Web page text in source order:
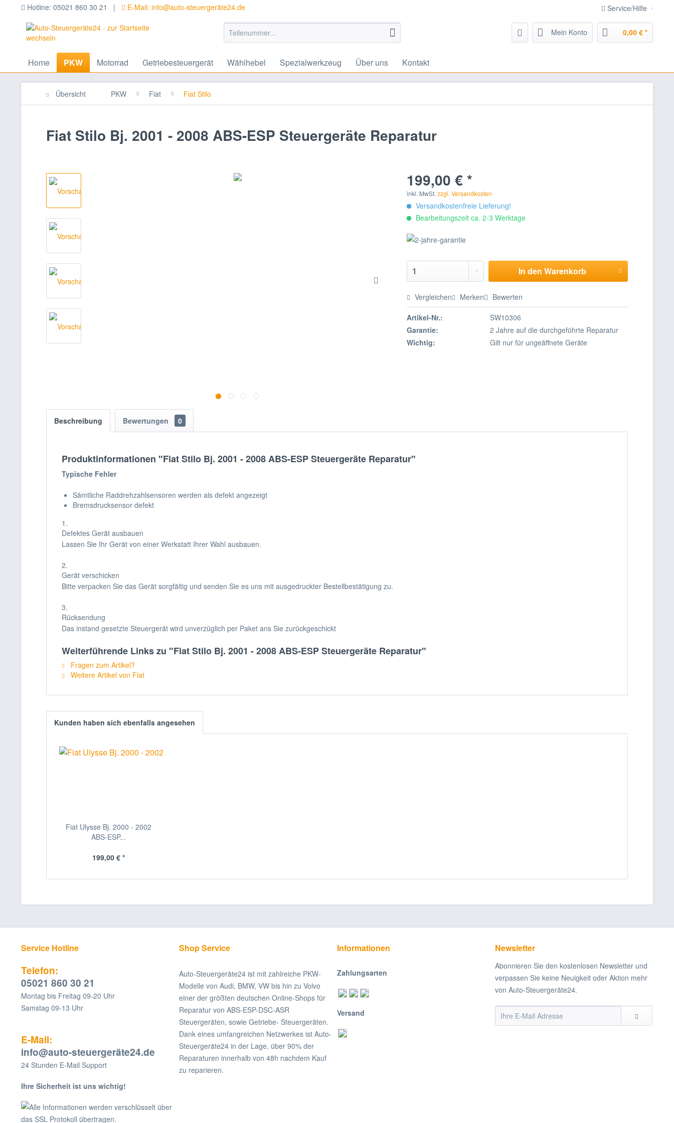
Service/Hilfe
Hotline: 05021 860 30 21 | E-Mail: info@auto-steuergeräte24.de
Mein Konto 0,00 € *
Home PKW Motorrad Getriebesteuergerät Wählhebel Spezialwerkzeug Über uns Kontakt
Übersicht PKW Fiat Fiat Stilo
Fiat Stilo Bj. 2001 - 2008 ABS-ESP Steuergeräte Reparatur
199,00 € *
inkl. MwSt.zzgl. Versandkosten
Versandkostenfreie Lieferung!
Bearbeitungszeit ca. 2-3 Werktage
In den Warenkorb
Vergleichen Merken Bewerten
Artikel-Nr.:
SW10306
Garantie:
2 Jahre auf die durchgeführte Reparatur
Wichtig:
Gilt nur für ungeäffnete Geräte
Beschreibung Bewertungen 0
Produktinformationen "Fiat Stilo Bj. 2001 - 2008 ABS-ESP Steuergeräte Reparatur"
Typische Fehler
Sämtliche Raddrehzahlsensoren werden als defekt angezeigt
Bremsdrucksensor defekt
1.
Defektes Gerät ausbauen
Lassen Sie Ihr Gerät von einer Werkstatt Ihrer Wahl ausbauen.
2.
Gerät verschicken
Bitte verpacken Sie das Gerät sorgfältig und senden Sie es uns mit ausgedruckter Bestellbestätigung zu.
3.
Rücksendung
Das instand gesetzte Steuergerät wird unverzüglich per Paket ans Sie zurückgeschickt
Weiterführende Links zu "Fiat Stilo Bj. 2001 - 2008 ABS-ESP Steuergeräte Reparatur"
Fragen zum Artikel?
Weitere Artikel von Fiat
Kunden haben sich ebenfalls angesehen
Fiat Ulysse Bj. 2000 - 2002
ABS-ESP...
199,00 € *
Service Hotline
Telefon:
05021 860 30 21
Montag bis Freitag 09-20 Uhr
Samstag 09-13 Uhr
E-Mail:
info@auto-steuergeräte24.de
24 Stunden E-Mail Support
Ihre Sicherheit ist uns wichtig!
Alle Informationen werden verschlüsselt über
das SSL Protokoll übertragen.
Shop Service
Auto-Steuergeräte24 ist mit zahlreiche PKW-
Modelle von Audi, BMW, VW bis hin zu Volvo
einer der größten deutschen Online-Shops für
Reparatur von ABS-ESP-DSC-ASR
Steuergeräten, sowie Getriebe- Steuergeräten.
Dank eines umfangreichen Netzwerkes ist Auto-
Steuergeräte24 in der Lage, über 90% der
Reparaturen innerhalb von 48h nachdem Kauf
zu reparieren.
Informationen
Zahlungsarten
Versand
Newsletter
Abonnieren Sie den kostenlosen Newsletter und
verpassen Sie keine Neuigkeit oder Aktion mehr
von Auto-Steuergeräte24.